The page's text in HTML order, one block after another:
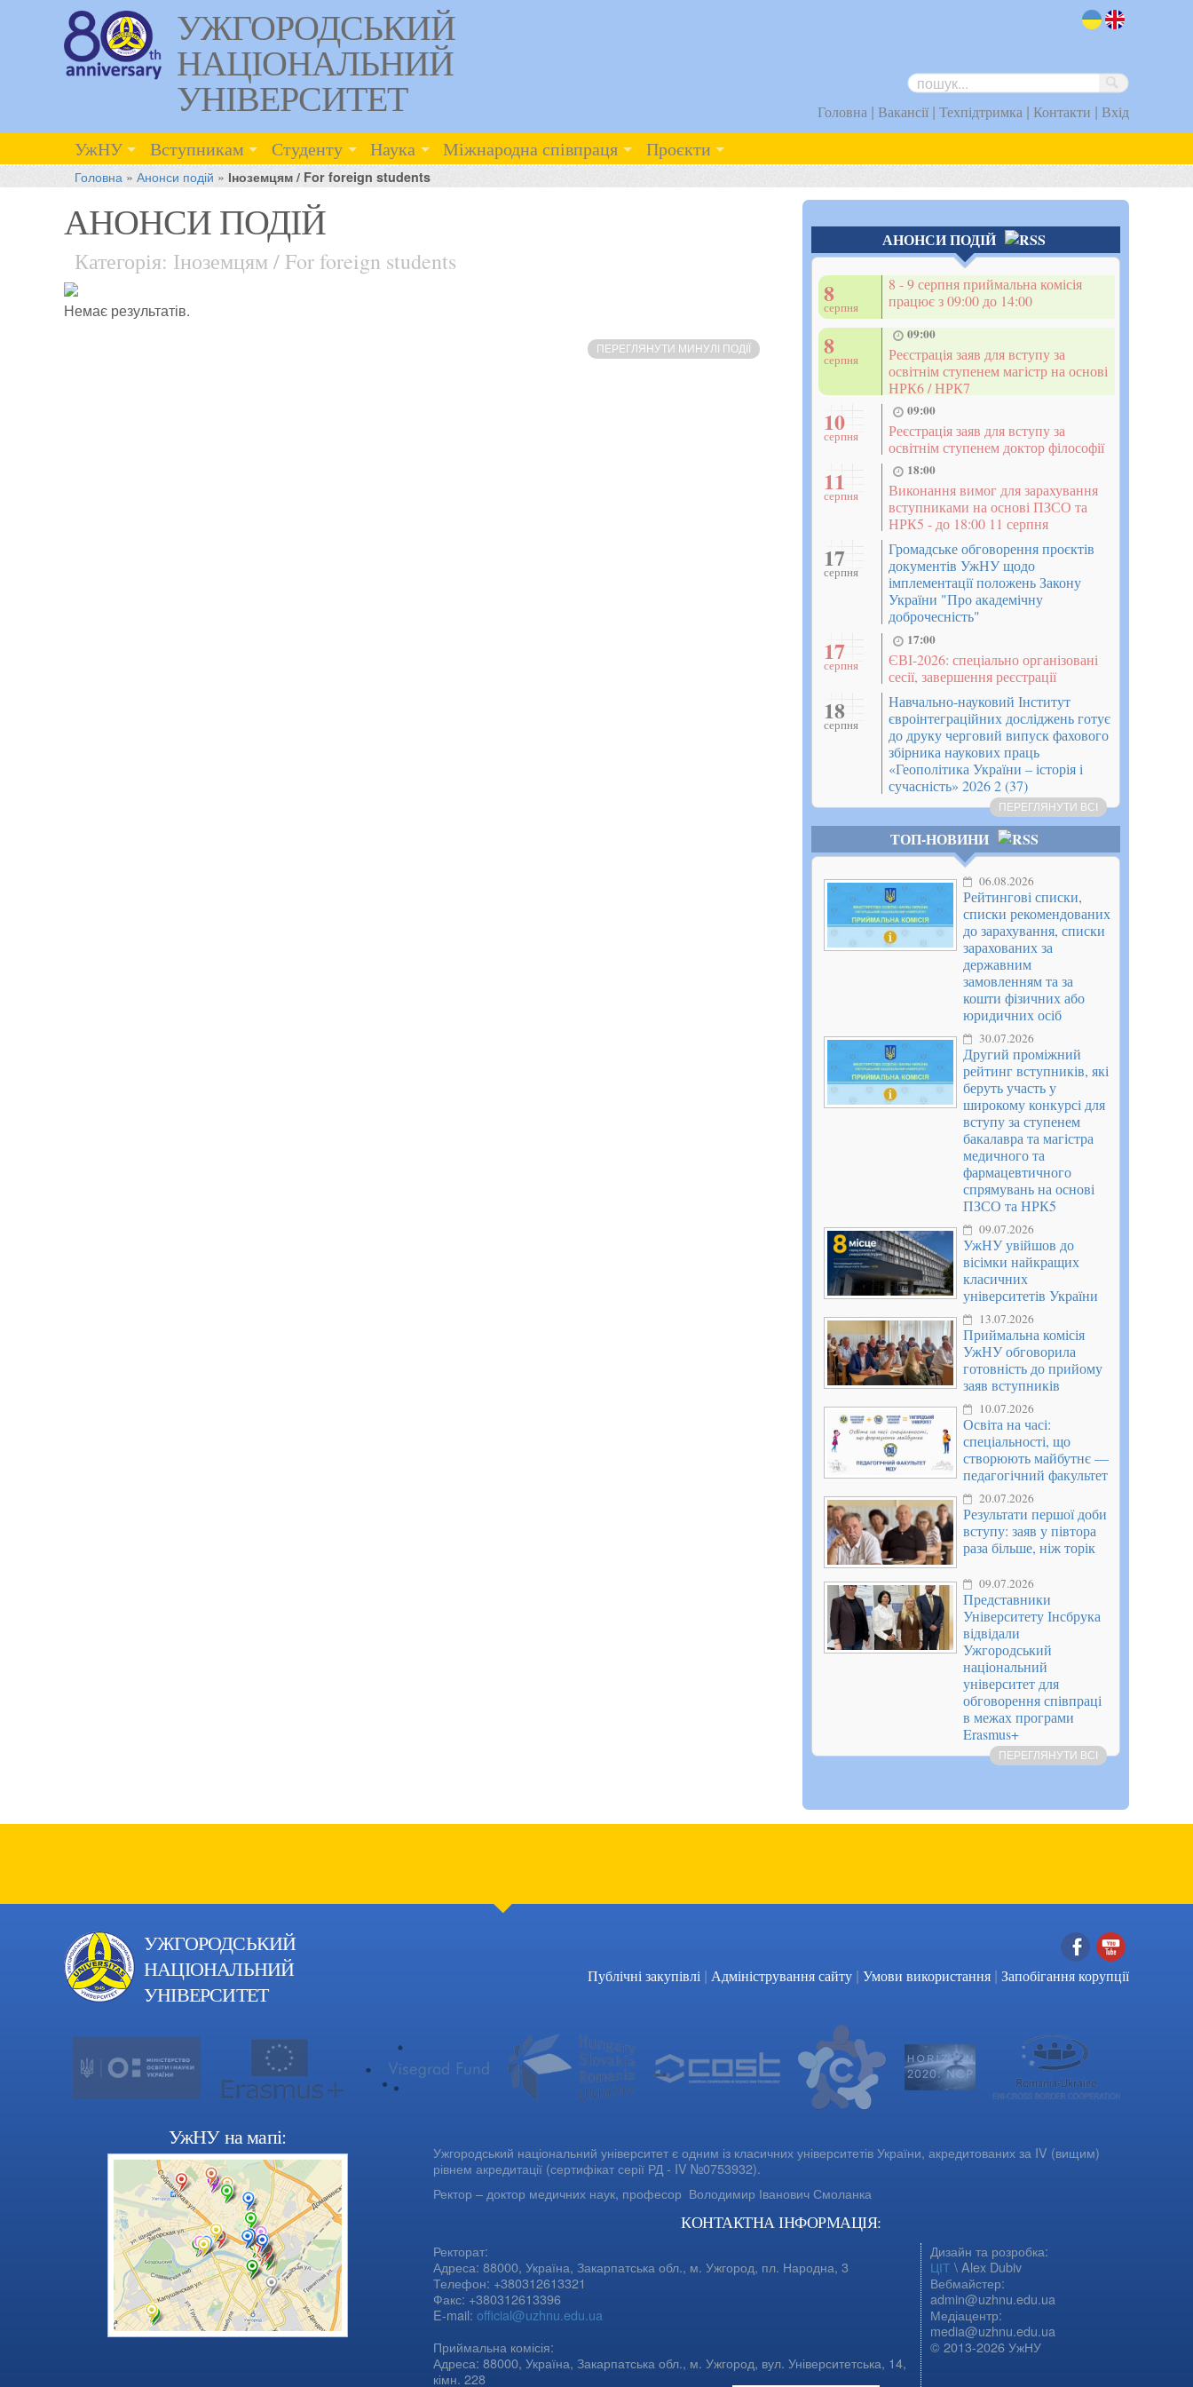
УЖГОРОДСЬКИЙ
НАЦІОНАЛЬНИЙ
УНІВЕРСИТЕТ Головна | Вакансії| Техпідтримка | Контакти | Вхід
УжНУ Вступникам Студенту Наука Міжнародна співпраця Проєкти
Головна » Анонси подій » Іноземцям / For foreign students
АНОНСИ ПОДІЙ
Категорія: Іноземцям / For foreign students
Немає результатів.
ПЕРЕГЛЯНУТИ МИНУЛІ ПОДІЇ
АНОНСИ ПОДІЙ
8
серпня
8 - 9 серпня приймальна комісія
працює з 09:00 до 14:00
8
серпня
09:00
Реєстрація заяв для вступу за
освітнім ступенем магістр на основі
НРК6 / НРК7
10
серпня
09:00
Реєстрація заяв для вступу за
освітнім ступенем доктор філософії
11
серпня
18:00
Виконання вимог для зарахування
вступниками на основі ПЗСО та
НРК5 - до 18:00 11 серпня
17
серпня
Громадське обговорення проєктів
документів УжНУ щодо
імплементації положень Закону
України "Про академічну
доброчесність"
17
серпня
17:00
ЄВІ-2026: спеціально організовані
сесії, завершення реєстрації
18
серпня
Навчально-науковий Інститут
євроінтеграційних досліджень готує
до друку черговий випуск фахового
збірника наукових праць
«Геополітика України – історія і
сучасність» 2026 2 (37)
ПЕРЕГЛЯНУТИ ВСІ
ТОП-НОВИНИ
06.08.2026
Рейтингові списки,
списки рекомендованих
до зарахування, списки
зарахованих за
державним
замовленням та за
кошти фізичних або
юридичних осіб
30.07.2026
Другий проміжний
рейтинг вступників, які
беруть участь у
широкому конкурсі для
вступу за ступенем
бакалавра та магістра
медичного та
фармацевтичного
спрямувань на основі
ПЗСО та НРК5
09.07.2026
УжНУ увійшов до
вісімки найкращих
класичних
університетів України
13.07.2026
Приймальна комісія
УжНУ обговорила
готовність до прийому
заяв вступників
10.07.2026
Освіта на часі:
спеціальності, що
створюють майбутнє —
педагогічний факультет
20.07.2026
Результати першої доби
вступу: заяв у півтора
раза більше, ніж торік
09.07.2026
Представники
Університету Інсбрука
відвідали
Ужгородський
національний
університет для
обговорення співпраці
в межах програми
Erasmus+
ПЕРЕГЛЯНУТИ ВСІ
УЖГОРОДСЬКИЙ
НАЦІОНАЛЬНИЙ
УНІВЕРСИТЕТ
Facebook
YouTube
Публічні закупівлі | Адміністрування сайту | Умови використання | Запобігання корупції
УжНУ на мапі:
Ужгородський національний університет є одним із класичних університетів України, акредитованих за IV (вищим)
рівнем акредитації (сертифікат серії РД - IV №0753932).
Ректор – доктор медичних наук, професор Володимир Іванович Смоланка
КОНТАКТНА ІНФОРМАЦІЯ:
Ректорат:
Адреса: 88000, Україна, Закарпатська обл., м. Ужгород, пл. Народна, 3
Телефон: +380312613321
Факс: +380312613396
E-mail: official@uzhnu.edu.ua
Приймальна комісія:
Адреса: 88000, Україна, Закарпатська обл., м. Ужгород, вул. Університетська, 14,
кімн. 228
Дизайн та розробка:
ЦІТ \ Alex Dubiv
Вебмайстер:
admin@uzhnu.edu.ua
Медіацентр:
media@uzhnu.edu.ua
© 2013-2026 УжНУ